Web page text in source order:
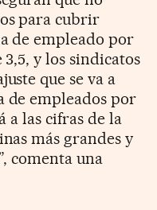
para cubrir
de empleado por
y los sindicatos
que se va a
de empleados por
a las cifras de la
más grandes y
comenta una